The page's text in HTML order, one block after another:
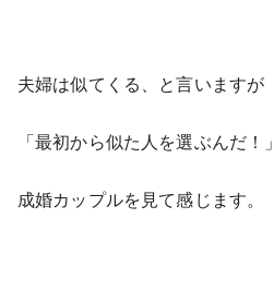
夫婦は似てくる、と言いますが
「最初から似た人を選ぶんだ！
成婚カップルを見て感じます。